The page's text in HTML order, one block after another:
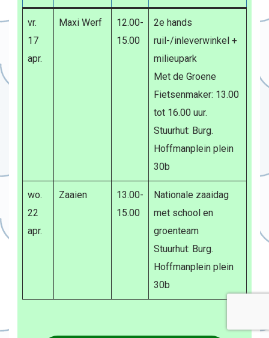
vr.
17
apr.
Maxi Werf
12.00-
15.00
2e hands
ruil-/inleverwinkel +
milieupark
Met de Groene
Fietsenmaker: 13.00
tot 16.00 uur.
Stuurhut: Burg.
Hoffmanplein plein
30b
wo.
22
apr.
Zaaien
13.00-
15.00
Nationale zaaidag
met school en
groenteam
Stuurhut: Burg.
Hoffmanplein plein
30b